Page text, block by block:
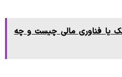
یا فناوری مالی چیست و چه